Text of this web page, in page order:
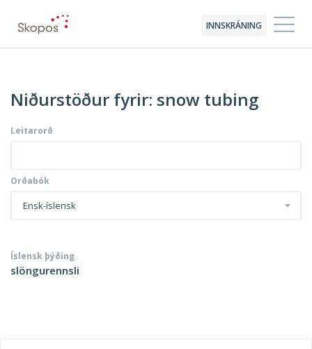
INNSKRÁNING
Niðurstöður fyrir: snow tubing
Leitarorð
Orðabók
Ensk-íslensk
Íslensk þýðing
slöngurennsli